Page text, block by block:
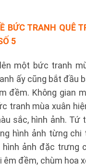
BỨC TRANH QUÊ
5
một bức tranh
ấy cũng bắt đầu
đềm. Không gian
tranh mùa xuân
sắc, hình ảnh. Tứ
hình ảnh từng chi
ảnh đặc trưng
êm đềm, chùm hoa